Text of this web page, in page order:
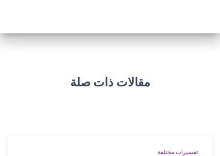
مقالات ذات صلة
تفسيرات مختلفة